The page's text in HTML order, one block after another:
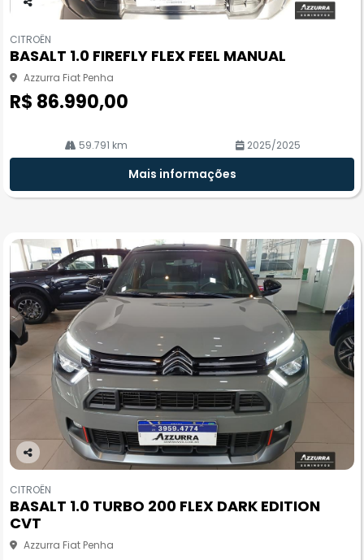
pa
rtil
he
CITROËN
BASALT 1.0 FIREFLY FLEX FEEL MANUAL
Azzurra Fiat Penha
R$ 86.990,00
59.791 km 2025/2025
Mais informações
Co
pa
rtil
he
CITROËN
BASALT 1.0 TURBO 200 FLEX DARK EDITION
CVT
Azzurra Fiat Penha